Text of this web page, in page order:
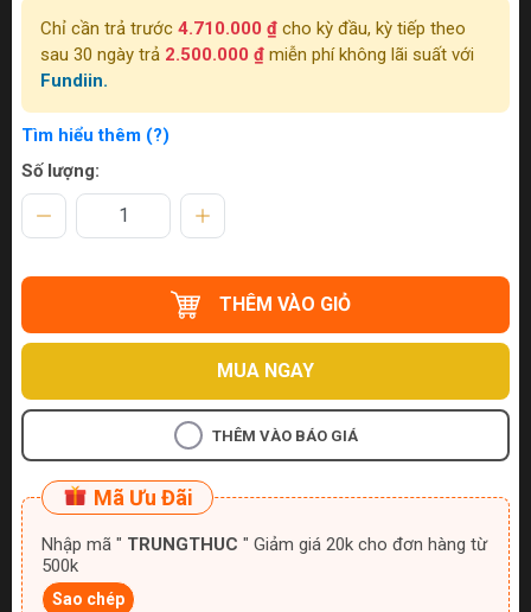
Chỉ cần trả trước 4.710.000 ₫ cho kỳ đầu, kỳ tiếp theo
sau 30 ngày trả 2.500.000 ₫ miễn phí không lãi suất với
Fundiin.
Tìm hiểu thêm (?)
Số lượng:
THÊM VÀO GIỎ
MUA NGAY
THÊM VÀO BÁO GIÁ
Mã Ưu Đãi
Nhập mã " TRUNGTHUC " Giảm giá 20k cho đơn hàng từ
500k
Sao chép